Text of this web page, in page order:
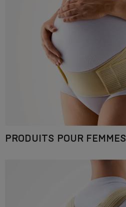
PRODUITS POUR FEMMES